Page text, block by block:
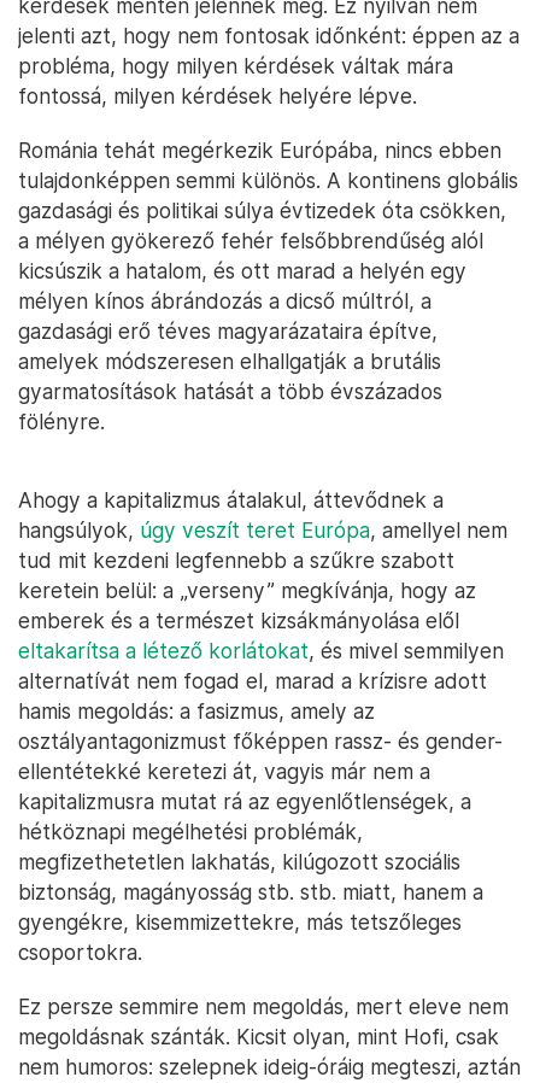
kérdések mentén jelennek meg. Ez nyilván nem
jelenti azt, hogy nem fontosak időnként: éppen az a
probléma, hogy milyen kérdések váltak mára
fontossá, milyen kérdések helyére lépve.
Románia tehát megérkezik Európába, nincs ebben
tulajdonképpen semmi különös. A kontinens globális
gazdasági és politikai súlya évtizedek óta csökken,
a mélyen gyökerező fehér felsőbbrendűség alól
kicsúszik a hatalom, és ott marad a helyén egy
mélyen kínos ábrándozás a dicső múltról, a
gazdasági erő téves magyarázataira építve,
amelyek módszeresen elhallgatják a brutális
gyarmatosítások hatását a több évszázados
fölényre.
Ahogy a kapitalizmus átalakul, áttevődnek a
hangsúlyok, úgy veszít teret Európa, amellyel nem
tud mit kezdeni legfennebb a szűkre szabott
keretein belül: a „verseny” megkívánja, hogy az
emberek és a természet kizsákmányolása elől
eltakarítsa a létező korlátokat, és mivel semmilyen
alternatívát nem fogad el, marad a krízisre adott
hamis megoldás: a fasizmus, amely az
osztályantagonizmust főképpen rassz- és gender-
ellentétekké keretezi át, vagyis már nem a
kapitalizmusra mutat rá az egyenlőtlenségek, a
hétköznapi megélhetési problémák,
megfizethetetlen lakhatás, kilúgozott szociális
biztonság, magányosság stb. stb. miatt, hanem a
gyengékre, kisemmizettekre, más tetszőleges
csoportokra.
Ez persze semmire nem megoldás, mert eleve nem
megoldásnak szánták. Kicsit olyan, mint Hofi, csak
nem humoros: szelepnek ideig-óráig megteszi, aztán